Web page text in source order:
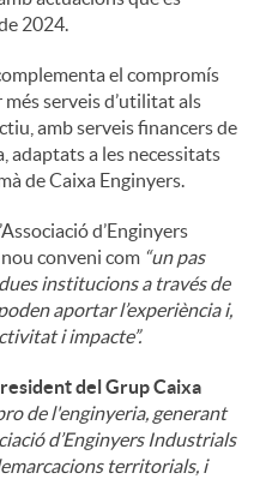
2024.
el compromís
més serveis d’utilitat als
amb serveis financers de
adaptats a les necessitats
de Caixa Enginyers.
d’Enginyers
conveni com “un pas
institucions a través de
aportar l’experiència i,
i impacte”.
del Grup Caixa
de l'enginyeria, generant
d’Enginyers Industrials
territorials, i